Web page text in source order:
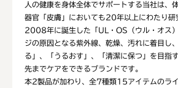
人の健康を身体全体でサポートする当社は、
器官「皮膚」においても20年以上にわたり研
2008年に誕生した「UL・OS（ウル・オス
ジの原因となる紫外線、乾燥、汚れに着目し
る」、「うるおす」、「清潔に保つ」を目指
先までケアをできるブランドです。
本2製品が加わり、全7種類15アイテムのラ